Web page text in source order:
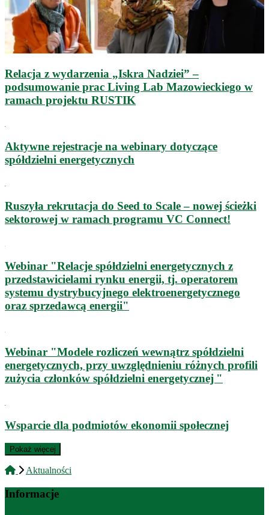
Relacja z wydarzenia „Iskra Nadziei” –
podsumowanie prac Living Lab Mazowieckiego w
ramach projektu RUSTIK
Aktywne rejestracje na webinary dotyczące
spółdzielni energetycznych
Ruszyła rekrutacja do Seed to Scale – nowej ścieżki
sektorowej w ramach programu VC Connect!
Webinar "Relacje spółdzielni energetycznych z
przedstawicielami rynku energii, tj. operatorem
systemu dystrybucyjnego elektroenergetycznego
oraz sprzedawcą energii"
Webinar "Modele rozliczeń wewnątrz spółdzielni
energetycznych, przy uwzględnieniu różnych profili
zużycia członków spółdzielni energetycznej "
Wsparcie dla podmiotów ekonomii społecznej
Pokaż więcej
Aktualności
Informacje